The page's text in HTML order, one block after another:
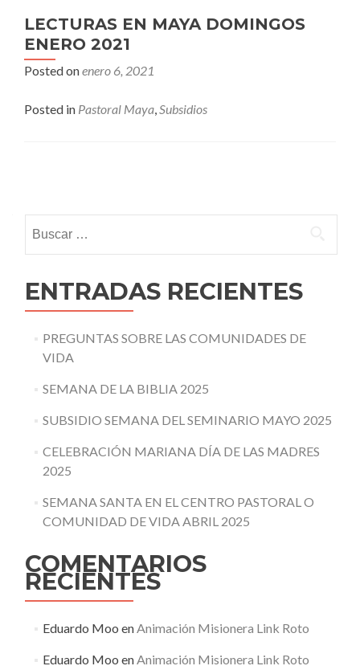
LECTURAS EN MAYA DOMINGOS
ENERO 2021
Posted onenero 6, 2021
Posted in Pastoral Maya,Subsidios
navigation
ENTRADAS RECIENTES
PREGUNTAS SOBRE LAS COMUNIDADES DE
VIDA
SEMANA DE LA BIBLIA 2025
SUBSIDIO SEMANA DEL SEMINARIO MAYO 2025
CELEBRACIÓN MARIANA DÍA DE LAS MADRES
2025
SEMANA SANTA EN EL CENTRO PASTORAL O
COMUNIDAD DE VIDA ABRIL 2025
COMENTARIOS
RECIENTES
Eduardo Moo enAnimación Misionera Link Roto
Eduardo Moo enAnimación Misionera Link Roto